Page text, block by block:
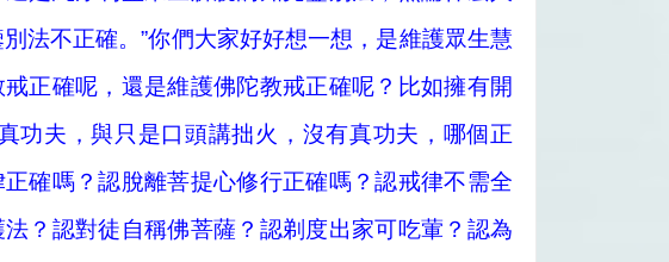
法不正確。”你們大家好好想一想，是維護眾生慧
正確呢，還是維護佛陀教戒正確呢？比如擁有開
功夫，與只是口頭講拙火，沒有真功夫，哪個正
確嗎？認脫離菩提心修行正確嗎？認戒律不需全
？認對徒自稱佛菩薩？認剃度出家可吃葷？認為